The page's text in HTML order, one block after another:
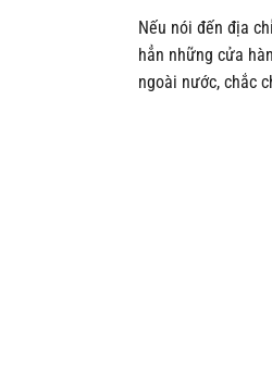
Nếu nói đến địa
hẳn những cửa
ngoài nước, chắc